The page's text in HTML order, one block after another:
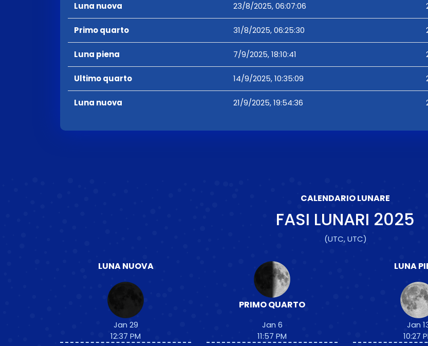
Luna nuova 23/8/2025, 06:07:06
Primo quarto 31/8/2025, 06:25:30
Luna piena 7/9/2025, 18:10:41
Ultimo quarto 14/9/2025, 10:35:09
Luna nuova 21/9/2025, 19:54:36
CALENDARIO LUNARE
FASI LUNARI 2025
(UTC, UTC)
LUNA NUOVA
Jan 29
12:37 PM
PRIMO QUARTO
Jan 6
11:57 PM
LUNA
Jan
10:27